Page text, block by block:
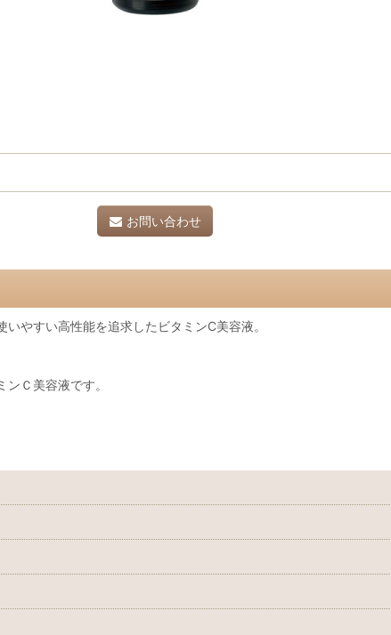
お問い合わせ
やすい高性能を追求したビタミンC美容液。
Ｃ美容液です。